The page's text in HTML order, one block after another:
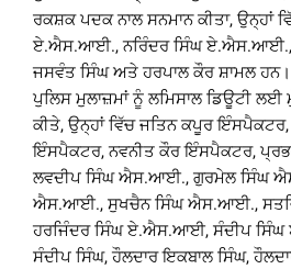
ਰਕਸ਼ਕ ਪਦਕ ਨਾਲ ਸਨਮਾਨ ਕੀਤਾ, ਉਨ੍ਹਾਂ
ਏ.ਐਸ.ਆਈ., ਨਰਿੰਦਰ ਸਿੰਘ ਏ.ਐਸ.ਆਈ.,
ਜਸਵੰਤ ਸਿੰਘ ਅਤੇ ਹਰਪਾਲ ਕੌਰ ਸ਼ਾਮਲ
ਪੁਲਿਸ ਮੁਲਾਜ਼ਮਾਂ ਨੂੰ ਲਮਿਸਾਲ ਡਿਊਟੀ
ਕੀਤੇ, ਉਨ੍ਹਾਂ ਵਿੱਚ ਜਤਿਨ ਕਪੂਰ
ਇੰਸਪੈਕਟਰ, ਨਵਨੀਤ ਕੌਰ ਇੰਸਪੈਕਟਰ,
ਲਵਦੀਪ ਸਿੰਘ ਐਸ.ਆਈ., ਗੁਰਮੇਲ ਸਿੰਘ
ਐਸ.ਆਈ., ਸੁਖਚੈਨ ਸਿੰਘ ਐਸ.ਆਈ.,
ਹਰਜਿੰਦਰ ਸਿੰਘ ਏ.ਐਸ.ਆਈ, ਸੰਦੀਪ
ਸੰਦੀਪ ਸਿੰਘ, ਹੌਲਦਾਰ ਇਕਬਾਲ ਸਿੰਘ,